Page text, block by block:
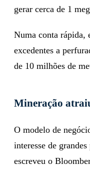
gerar cerca de 1
Numa conta rápida,
excedentes a
de 10 milhões de
Mineração
O modelo de
interesse de
escreveu o